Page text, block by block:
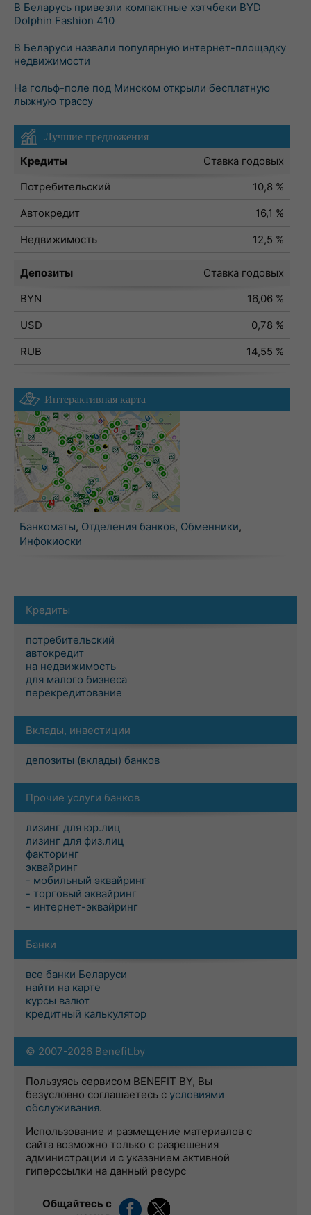
В Беларусь привезли компактные хэтчбеки BYD
Dolphin Fashion 410
В Беларуси назвали популярную интернет-площадку
недвижимости
На гольф-поле под Минском открыли бесплатную
лыжную трассу
Лучшие предложения
Кредиты
Ставка годовых
Потребительский
10,8 %
Автокредит
16,1 %
Недвижимость
12,5 %
Депозиты
Ставка годовых
BYN
16,06 %
USD
0,78 %
RUB
14,55 %
Интерактивная карта
Банкоматы, Отделения банков, Обменники,
Инфокиоски
Кредиты
потребительский
автокредит
на недвижимость
для малого бизнеса
перекредитование
Вклады, инвестиции
депозиты (вклады) банков
Прочие услуги банков
лизинг для юр.лиц
лизинг для физ.лиц
факторинг
эквайринг
- мобильный эквайринг
- торговый эквайринг
- интернет-эквайринг
Банки
все банки Беларуси
найти на карте
курсы валют
кредитный калькулятор
© 2007-2026 Benefit.by
Пользуясь сервисом BENEFIT BY, Вы
безусловно соглашаетесь с условиями
обслуживания.
Использование и размещение материалов с
сайта возможно только с разрешения
администрации и с указанием активной
гиперссылки на данный ресурс
Общайтесь с